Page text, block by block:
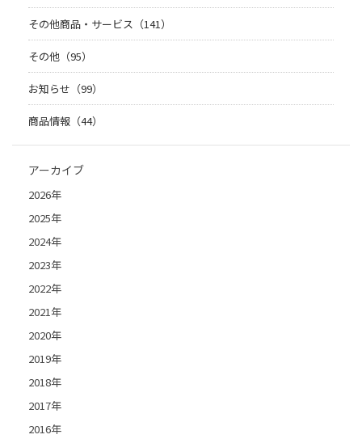
その他商品・サービス（141）
その他（95）
お知らせ（99）
商品情報（44）
アーカイブ
2026年
2025年
2024年
2023年
2022年
2021年
2020年
2019年
2018年
2017年
2016年